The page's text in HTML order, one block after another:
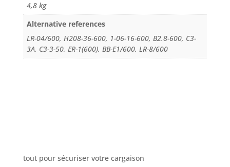
4,8 kg
Alternative references
LR-04/600, H208-36-600, 1-06-16-600, B2.8-600, C3-
3A, C3-3-50, ER-1(600), BB-E1/600, LR-8/600
tout pour sécuriser votre cargaison